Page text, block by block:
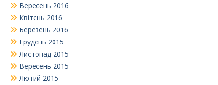
Вересень 2016
Квітень 2016
Березень 2016
Грудень 2015
Листопад 2015
Вересень 2015
Лютий 2015